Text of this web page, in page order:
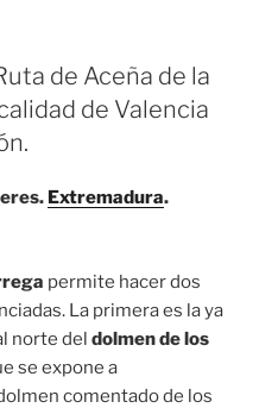
de Aceña de la
de Valencia
Extremadura.
permite hacer dos
La primera es la ya
norte del dolmen de los
se expone a
comentado de los